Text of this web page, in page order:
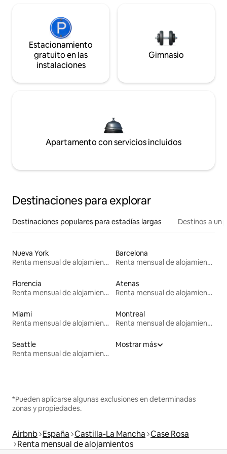
Estacionamiento
gratuito en las
instalaciones
Gimnasio
Apartamento con servicios incluidos
Destinaciones para explorar
Destinaciones populares para estadías largas Destinos a un
Nueva York
Renta mensual de alojamientos
Barcelona
Renta mensual de alojamientos
Florencia
Renta mensual de alojamientos
Atenas
Renta mensual de alojamientos
Miami
Renta mensual de alojamientos
Montreal
Renta mensual de alojamientos
Seattle
Renta mensual de alojamientos
Mostrar más
*Pueden aplicarse algunas exclusiones en determinadas
zonas y propiedades.
Airbnb España Castilla-La Mancha Case Rosa
Renta mensual de alojamientos